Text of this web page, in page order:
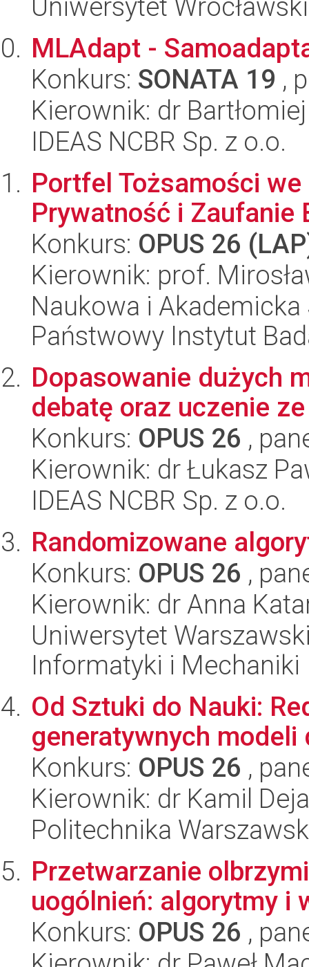
Uniwersytet Wrocławski
MLAdapt -
Konkurs: SONATA 19 ,
Kierownik: dr
IDEAS NCBR Sp. z o.o.
Portfel Tożsamości
Prywatność i Zaufanie
Konkurs: OPUS 26
Kierownik: prof.
Naukowa i
Państwowy Instytut
Dopasowanie dużych
debatę oraz uczenie
Konkurs: OPUS 26 ,
Kierownik: dr Łukasz
IDEAS NCBR Sp. z o.o.
Randomizowane
Konkurs: OPUS 26 ,
Kierownik: dr Anna
Uniwersytet
Informatyki i Mechaniki
Od Sztuki do Nauki:
generatywnych modeli
Konkurs: OPUS 26 ,
Kierownik: dr Kamil Deja
Politechnika
Przetwarzanie
uogólnień: algorytmy i
Konkurs: OPUS 26 ,